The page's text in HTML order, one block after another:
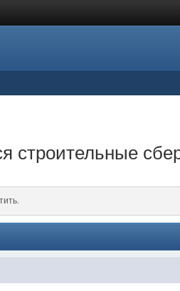
строительные